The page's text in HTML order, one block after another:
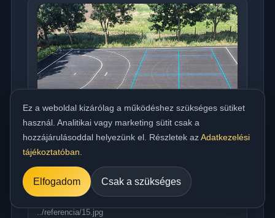
Országos meleg aszfaltozás udvarra,
beállóra, parkolóra és utakhoz
../referencia/15.jpg
Ez a weboldal kizárólag a működéshez szükséges sütiket
használ. Analitikai vagy marketing sütit csak a
hozzájárulásoddal helyezünk el. Részletek azAdatkezelési
tájékoztatóban
Elfogadom Csak a szükséges